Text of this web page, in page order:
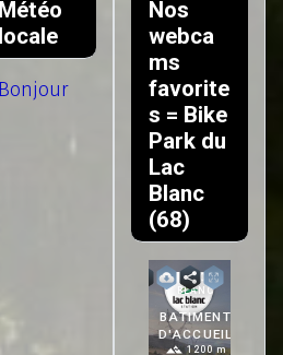
Météo
locale
Bonjour
Nos
webca
ms
favorite
s = Bike
Park du
Lac
Blanc
(68)